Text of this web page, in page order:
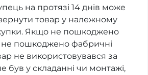
на протязі 14 днів може
товар у належному
Якщо не пошкоджено
не пошкоджено фабричні
не використовувався за
був у складанні чи монтажі,